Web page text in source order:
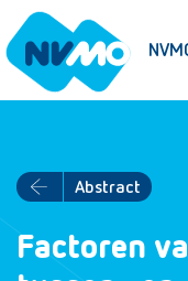
Abstract
Factoren